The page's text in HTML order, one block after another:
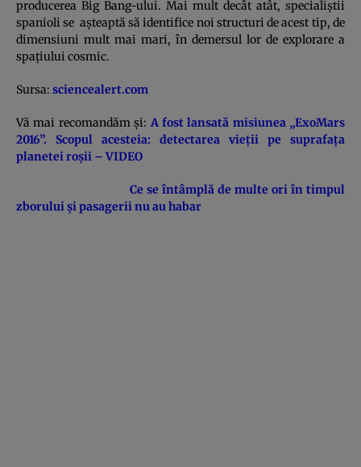
producerea Big Bang-ului. Mai mult decât atât, specialiştii
spanioli se aşteaptă să identifice noi structuri de acest tip, de
dimensiuni mult mai mari, în demersul lor de explorare a
spaţiului cosmic.
Sursa: sciencealert.com
Vă mai recomandăm şi: A fost lansată misiunea „ExoMars
2016”. Scopul acesteia: detectarea vieţii pe suprafaţa
planetei roşii – VIDEO
Ce se întâmplă de multe ori în timpul
zborului şi pasagerii nu au habar